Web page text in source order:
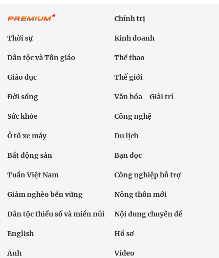
Chính trị
Thời sự Kinh doanh
Dân tộc và Tôn giáo Thể thao
Giáo dục Thế giới
Đời sống Văn hóa - Giải trí
Sức khỏe Công nghệ
Ô tô xe máy Du lịch
Bất động sản Bạn đọc
Tuần Việt Nam Công nghiệp hỗ trợ
Giảm nghèo bền vững Nông thôn mới
Dân tộc thiểu số và miền núi Nội dung chuyên đề
English Hồ sơ
Ảnh Video